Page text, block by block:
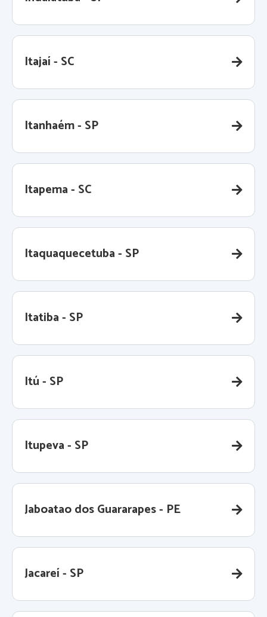
Itajaí - SC
Itanhaém - SP
Itapema - SC
Itaquaquecetuba - SP
Itatiba - SP
Itú - SP
Itupeva - SP
Jaboatao dos Guararapes - PE
Jacareí - SP